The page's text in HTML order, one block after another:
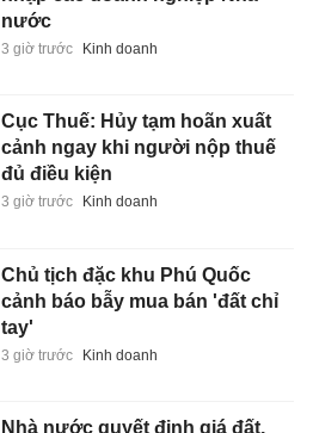
nước
3 giờ trước Kinh doanh
Cục Thuế: Hủy tạm hoãn xuất
cảnh ngay khi người nộp thuế
đủ điều kiện
3 giờ trước Kinh doanh
Chủ tịch đặc khu Phú Quốc
cảnh báo bẫy mua bán 'đất chỉ
tay'
3 giờ trước Kinh doanh
Nhà nước quyết định giá đất,